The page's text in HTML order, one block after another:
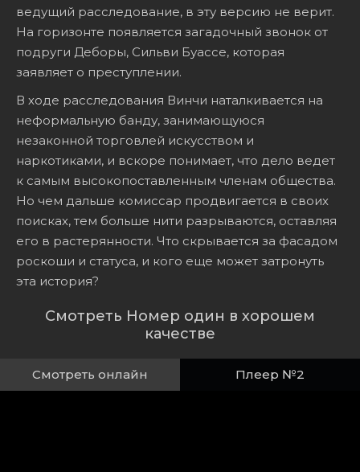
ведущий расследование, в эту версию не верит.
На горизонте появляется загадочный звонок от
подруги Деборы, Сильви Буассе, которая
заявляет о преступлении.
В ходе расследования Винчи наталкивается на
неформальную банду, занимающуюся
незаконной торговлей искусством и
наркотиками, и вскоре понимает, что дело ведет
к самым высокопоставленным членам общества.
Но чем дальше комиссар продвигается в своих
поисках, тем больше нити разрываются, оставляя
его в растерянности. Что скрывается за фасадом
роскоши и статуса, и кого еще может затронуть
эта история?
Смотреть Номер один в хорошем
качестве
Смотреть онлайн Плеер №2